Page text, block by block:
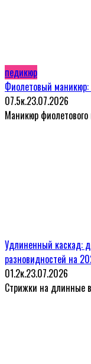
педикюр
Фиолетовый
07.5к.23.07.2026
Маникюр
Удлиненный каскад:
разновидностей на
01.2к.23.07.2026
Стрижки на длинные